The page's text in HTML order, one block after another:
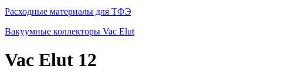
Расходные материалы для ТФЭ
Вакуумные коллекторы Vac Elut
Vac Elut 12